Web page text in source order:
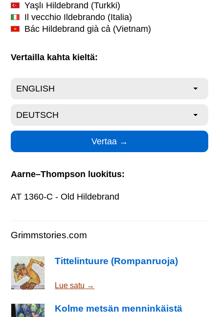
Yaşlı Hildebrand (Turkki)
Il vecchio Ildebrando (Italia)
Bác Hildebrand già cả (Vietnam)
Vertailla kahta kieltä:
Aarne–Thompson luokitus:
AT 1360-C - Old Hildebrand
Grimmstories.com
Tittelintuure (Rompanruoja)
Lue satu →
Kolme metsän menninkäistä